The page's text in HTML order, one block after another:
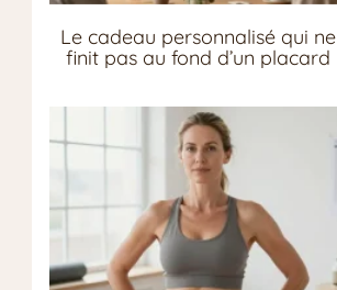
Le cadeau personnalisé qui ne
finit pas au fond d’un placard